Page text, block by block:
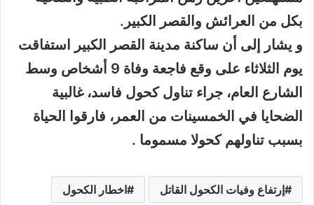
بكل من العرائش والقصر الكبير.
و يشار إلى أن ساكنة مدينة القصر الكبير استفاقت
يوم الثلاثاء على وقع فاجعة وفاة 9 أشخاص وسط
الشارع العام، جراء تناول كحول فاسد، غالبية
الضحايا في الخمسينات من العمر، فارقوا الحياة
بسبب تناولهم كحولا مسموما .
إرتفاع وفيات الكحول القاتل اخطار الكحول